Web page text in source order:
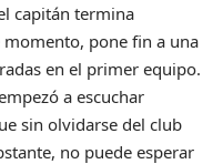
capitán termina
pone fin a una
en el primer equipo.
a escuchar
sin olvidarse del club
no puede esperar